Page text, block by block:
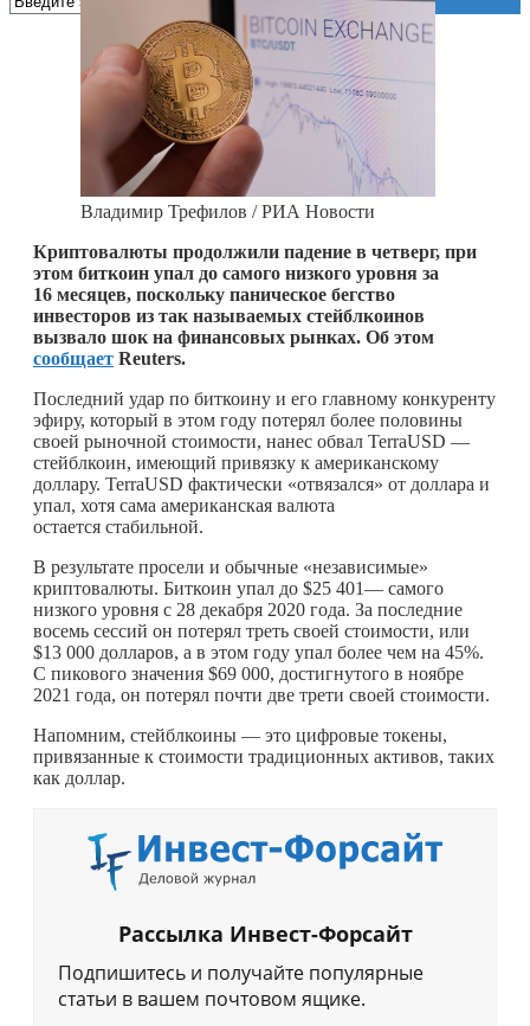
Владимир Трефилов / РИА Новости
Криптовалюты продолжили падение в четверг, при
этом биткоин упал до самого низкого уровня за
16 месяцев, поскольку паническое бегство
инвесторов из так называемых стейблкоинов
вызвало шок на финансовых рынках. Об этом
сообщает Reuters.
Последний удар по биткоину и его главному конкуренту
эфиру, который в этом году потерял более половины
своей рыночной стоимости, нанес обвал TerraUSD —
стейблкоин, имеющий привязку к американскому
доллару. TerraUSD фактически «отвязался» от доллара и
упал, хотя сама американская валюта
остается стабильной.
В результате просели и обычные «независимые»
криптовалюты. Биткоин упал до $25 401— самого
низкого уровня с 28 декабря 2020 года. За последние
восемь сессий он потерял треть своей стоимости, или
$13 000 долларов, а в этом году упал более чем на 45%.
С пикового значения $69 000, достигнутого в ноябре
2021 года, он потерял почти две трети своей стоимости.
Напомним, стейблкоины — это цифровые токены,
привязанные к стоимости традиционных активов, таких
как доллар.
Рассылка Инвест-Форсайт
Подпишитесь и получайте популярные
статьи в вашем почтовом ящике.